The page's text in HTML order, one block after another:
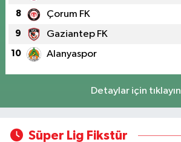
8 Çorum FK
9 Gaziantep FK
10 Alanyaspor
Detaylar için tıklayın
Süper Lig Fikstür